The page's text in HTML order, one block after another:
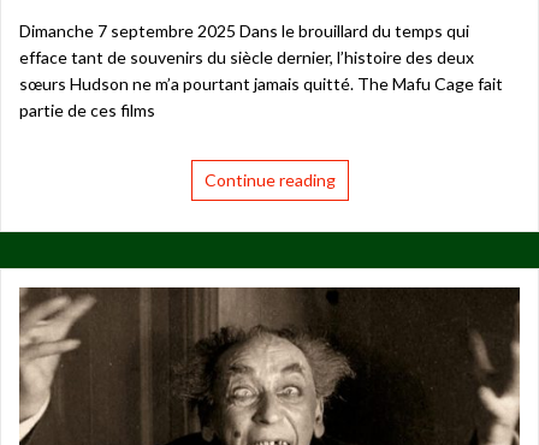
Dimanche 7 septembre 2025 Dans le brouillard du temps qui
efface tant de souvenirs du siècle dernier, l’histoire des deux
sœurs Hudson ne m’a pourtant jamais quitté. The Mafu Cage fait
partie de ces films
Continue reading